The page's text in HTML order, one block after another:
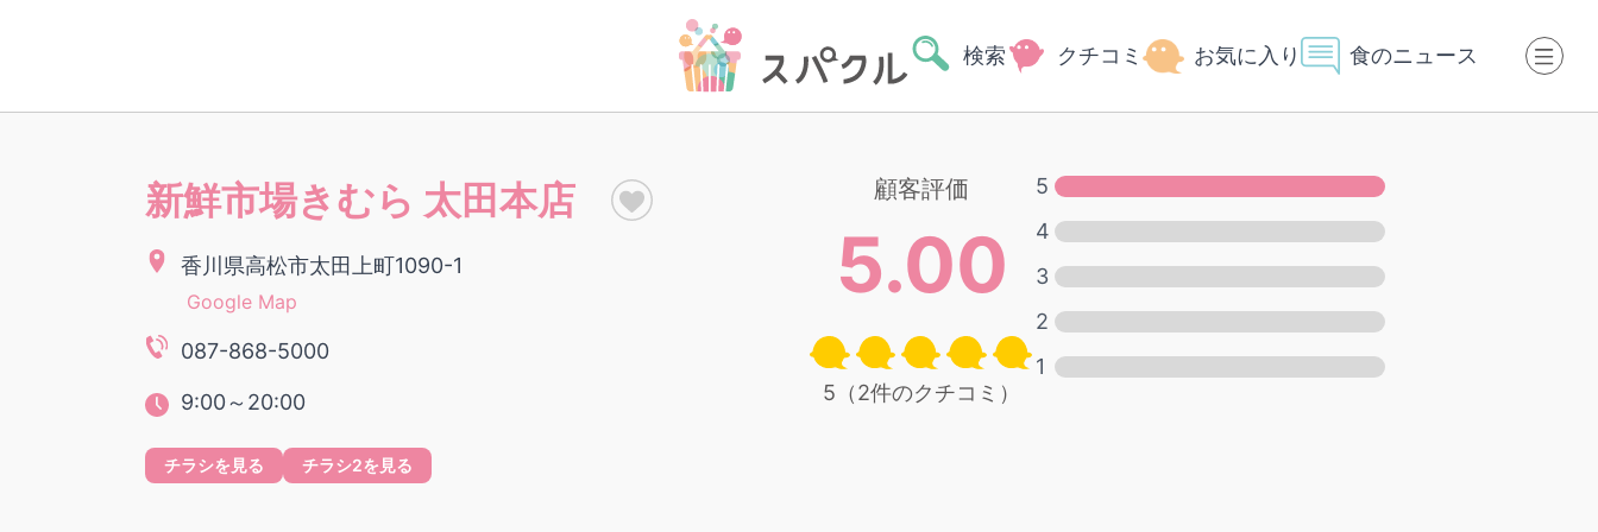
検索 クチコミ お気に入り 食のニュース
新鮮市場きむら 太田本店
香川県高松市太田上町1090-1
Google Map
087-868-5000
9:00～20:00
チラシを見る チラシ2を見る
顧客評価
5.00
5（2件のクチコミ）
5
4
3
2
1